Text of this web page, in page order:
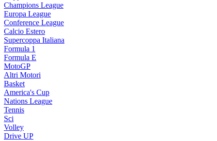
Champions League
Europa League
Conference League
Calcio Estero
Supercoppa Italiana
Formula 1
Formula E
MotoGP
Altri Motori
Basket
America's Cup
Nations League
Tennis
Sci
Volley
Drive UP